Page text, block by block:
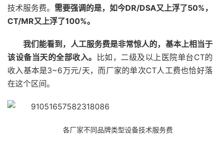
技术服务费。 需要强调的是，如今DR/DSA又上浮了50%，
CT/MR又上浮了100%。
我们能看到，人工服务费是非常惊人的，基本上相当于
该设备当天的全部收入。
比如，二级及以上医院单台CT的
收入基本是3~6万元/天，而厂家的单次CT人工费也恰好落
在这个区间。
各厂家不同品牌类型设备技术服务费